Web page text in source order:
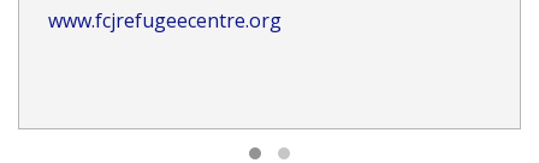
www.fcjrefugeecentre.org